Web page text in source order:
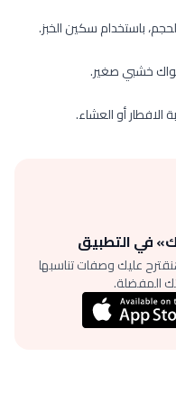
باستخدام سكين الخبز.
خشبي صغير.
أو العشاء.
في التطبيق
عليك وصفات تناسبها
المفضلة.